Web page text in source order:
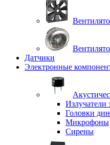
Датчики
Электронные
Излучатели
Головки
Микрофоны
Сирены